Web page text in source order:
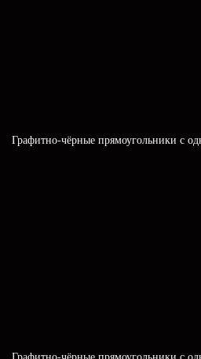
Графитно-чёрные прямоугольники с